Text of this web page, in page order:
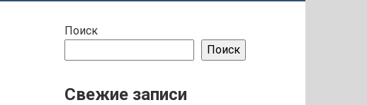
Поиск
Поиск
Свежие записи